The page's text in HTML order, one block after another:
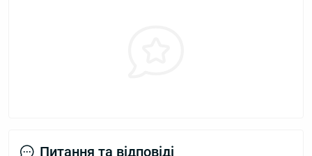
Питання та відповіді